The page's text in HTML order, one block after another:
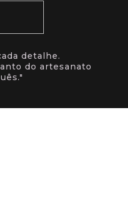
detalhe.
do artesanato